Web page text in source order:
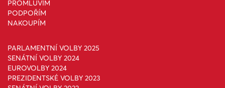
PROMLUVÍM
PODPOŘÍM
NAKOUPÍM
PARLAMENTNÍ VOLBY 2025
SENÁTNÍ VOLBY 2024
EUROVOLBY 2024
PREZIDENTSKÉ VOLBY 2023